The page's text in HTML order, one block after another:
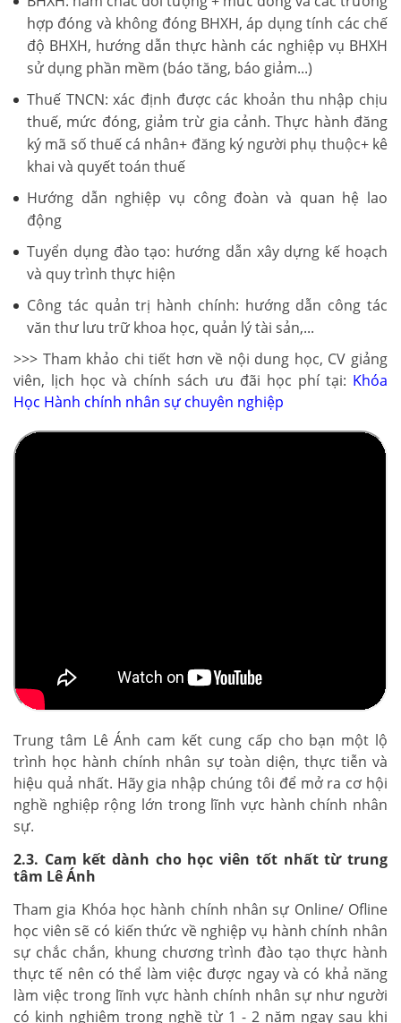
hợp đóng và không đóng BHXH, áp dụng tính các chế
độ BHXH, hướng dẫn thực hành các nghiệp vụ BHXH
sử dụng phần mềm (báo tăng, báo giảm...)
Thuế TNCN: xác định được các khoản thu nhập chịu
thuế, mức đóng, giảm trừ gia cảnh. Thực hành đăng
ký mã số thuế cá nhân+ đăng ký người phụ thuộc+ kê
khai và quyết toán thuế
Hướng dẫn nghiệp vụ công đoàn và quan hệ lao
động
Tuyển dụng đào tạo: hướng dẫn xây dựng kế hoạch
và quy trình thực hiện
Công tác quản trị hành chính: hướng dẫn công tác
văn thư lưu trữ khoa học, quản lý tài sản,...
>>> Tham khảo chi tiết hơn về nội dung học, CV giảng
viên, lịch học và chính sách ưu đãi học phí tại: Khóa
Học Hành chính nhân sự chuyên nghiệp
Trung tâm Lê Ánh cam kết cung cấp cho bạn một lộ
trình học hành chính nhân sự toàn diện, thực tiễn và
hiệu quả nhất. Hãy gia nhập chúng tôi để mở ra cơ hội
nghề nghiệp rộng lớn trong lĩnh vực hành chính nhân
sự.
2.3. Cam kết dành cho học viên tốt nhất từ trung
tâm Lê Ánh
Tham gia Khóa học hành chính nhân sự Online/ Ofline
học viên sẽ có kiến thức về nghiệp vụ hành chính nhân
sự chắc chắn, khung chương trình đào tạo thực hành
thực tế nên có thể làm việc được ngay và có khả năng
làm việc trong lĩnh vực hành chính nhân sự như người
có kinh nghiệm trong nghề từ 1 - 2 năm ngay sau khi